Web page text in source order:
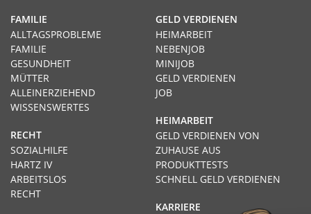
GELD VERDIENEN
HEIMARBEIT
NEBENJOB
MINIJOB
GELD VERDIENEN
JOB
HEIMARBEIT
GELD VERDIENEN VON
ZUHAUSE AUS
PRODUKTTESTS
SCHNELL GELD VERDIENEN
KARRIERE
FAMILIE
ALLTAGSPROBLEME
FAMILIE
GESUNDHEIT
MÜTTER
ALLEINERZIEHEND
WISSENSWERTES
RECHT
SOZIALHILFE
HARTZ IV
ARBEITSLOS
RECHT